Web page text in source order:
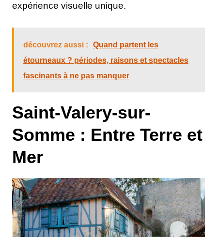
expérience visuelle unique.
découvrez aussi :
Quand partent les
étourneaux ? périodes, raisons et spectacles
fascinants à ne pas manquer
Saint-Valery-sur-
Somme : Entre Terre et
Mer